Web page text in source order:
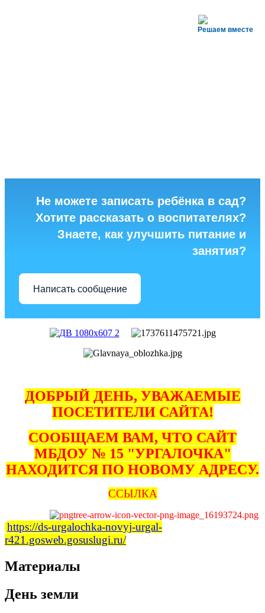
Решаем вместе
Не можете записать ребёнка в сад?
Хотите рассказать о воспитателях?
Знаете, как улучшить питание и
занятия?
Написать сообщение
ДОБРЫЙ ДЕНЬ, УВАЖАЕМЫЕ
ПОСЕТИТЕЛИ САЙТА!
СООБЩАЕМ ВАМ, ЧТО САЙТ
МБДОУ № 15 "УРГАЛОЧКА"
НАХОДИТСЯ ПО НОВОМУ АДРЕСУ.
ССЫЛКА
https://ds-urgalochka-novyj-urgal-
r421.gosweb.gosuslugi.ru/
Материалы
День земли